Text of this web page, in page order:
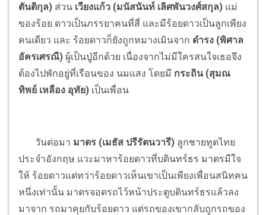
ตันติกุล) ส่วน เวียงแก้ว (มนัสนันท์ เลิศพันวงศ์สกุล) แม่
ของร้อย ดาวเป็นภรรยาคนที่สี่ และมีร้อยดาวเป็นลูกเพียง
คนเดียว และ ร้อยดาวก็ยังถูกหมางเมินจาก ดำรง (พิศาล
อัครเศรณี) ผู้เป็นปู่อีกด้วย เนื่องจากไม่มีใครสนใจเธอจึง
ต้องไปพักอยู่ที่เรือนของ นมแสง โดยมี กระถิน (สุมณ
ทิพย์ เหลือง อุทัย) เป็นเพื่อน
วันต่อมา มาตร (เมธัส ปรีรัตนวารี) ลูกชายทูตไทย
ประจำอังกฤษ แวะมาหาร้อยดาวที่บดินทร์ธร มาตรมีใจ
ให้ ร้อยดาวแต่ทว่าร้อยดาวเห็นเขาเป็นเพียงเพื่อนสนิทคน
หนึ่งเท่านั้น มาตรจอดรถไว้หน้าประตูบดินทร์ธรแล้วลง
มาจาก รถมาคุยกับร้อยดาว แต่รถของเขากลับถูกรถของ